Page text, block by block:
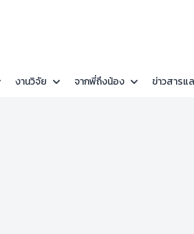
งานวิจัย จากพี่ถึงน้อง ข่าวสารแ